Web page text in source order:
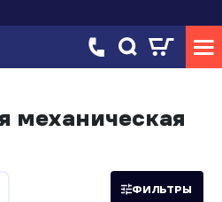
механическая
ФИЛЬТРЫ